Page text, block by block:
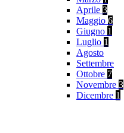
Aprile 3
Maggio 6
Giugno 1
Luglio 1
Agosto
Settembre
Ottobre 7
Novembre 3
Dicembre 1